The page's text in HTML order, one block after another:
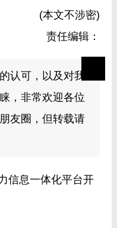
(本文不涉密)
责任编辑：
认可，以及对我
，非常欢迎各位
友圈，但转载请
信息一体化平台开